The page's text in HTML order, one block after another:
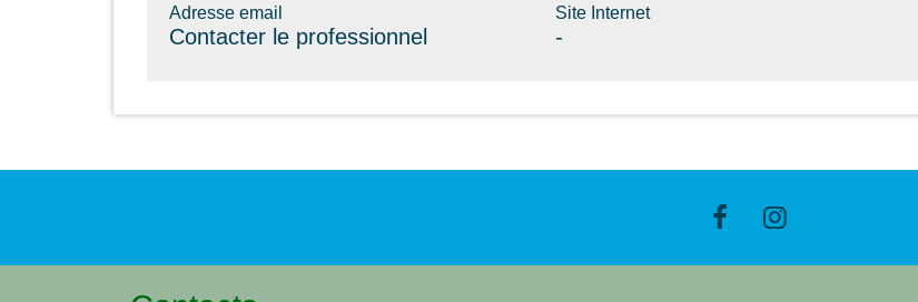
Adresse email
Contacter le professionnel
Site Internet
-